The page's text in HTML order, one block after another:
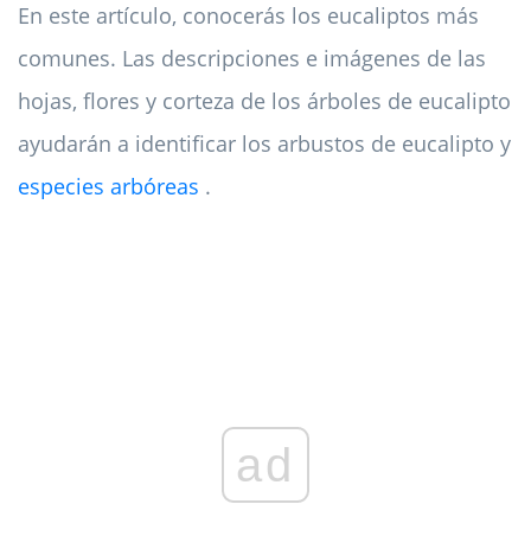
En este artículo, conocerás los eucaliptos más
comunes. Las descripciones e imágenes de las
hojas, flores y corteza de los árboles de eucalipto
ayudarán a identificar los arbustos de eucalipto y
especies arbóreas .
ad